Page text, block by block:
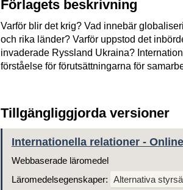
Förlagets beskrivning
Varför blir det krig? Vad innebär
och rika länder? Varför uppstod det
invaderade Ryssland Ukraina?
förståelse för förutsättningarna för
Tillgängliggjorda versioner
Internationella relationer -
Webbaserade läromedel
Läromedelsegenskaper: Alternativa